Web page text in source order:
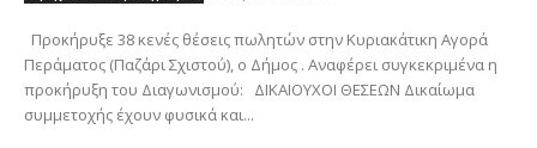
Περάματος (Παζάρι Σχιστού), ο Δήμος . Αναφέρει συγκεκριμένα η
προκήρυξη του Διαγωνισμού: ΔΙΚΑΙΟΥΧΟΙ ΘΕΣΕΩΝ Δικαίωμα
συμμετοχής έχουν φυσικά και...